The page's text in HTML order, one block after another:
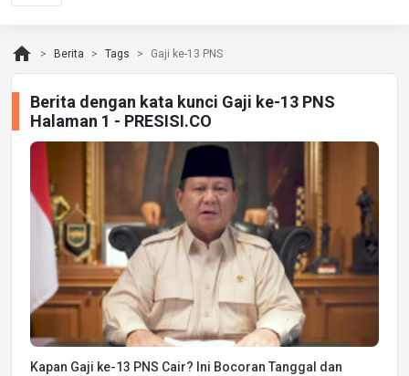
home Berita Tags Gaji ke-13 PNS
Berita dengan kata kunci Gaji ke-13 PNS
Halaman 1 - PRESISI.CO
Kapan Gaji ke-13 PNS Cair? Ini Bocoran Tanggal dan